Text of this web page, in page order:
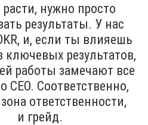
нужно просто
результаты. У нас
и, если ты влияешь
ключевых результатов,
работы замечают все
CEO. Соответственно,
ответственности,
и грейд.